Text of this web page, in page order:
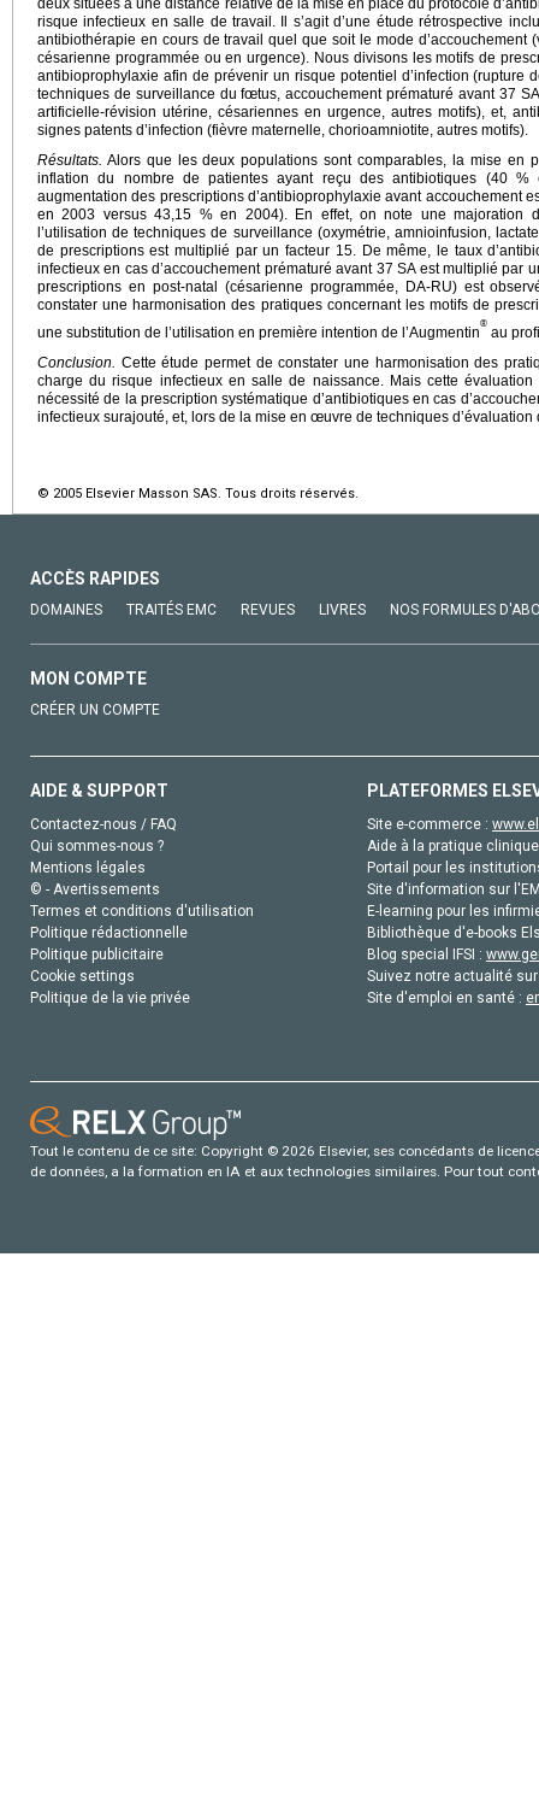
deux situées à une distance relative de la mise en place du protocole
risque infectieux en salle de travail. Il s’agit d’une étude rétrospective
antibiothérapie en cours de travail quel que soit le mode d’accouchement
césarienne programmée ou en urgence). Nous divisons les motifs de
antibioprophylaxie afin de prévenir un risque potentiel d’infection (rupture
techniques de surveillance du fœtus, accouchement prématuré avant 37
artificielle-révision utérine, césariennes en urgence, autres motifs), et,
signes patents d’infection (fièvre maternelle, chorioamniotite, autres motifs).
Résultats. Alors que les deux populations sont comparables, la mise en
inflation du nombre de patientes ayant reçu des antibiotiques (40
augmentation des prescriptions d’antibioprophylaxie avant accouchement
en 2003 versus 43,15 % en 2004). En effet, on note une majoration
l’utilisation de techniques de surveillance (oxymétrie, amnioinfusion,
de prescriptions est multiplié par un facteur 15. De même, le taux
infectieux en cas d’accouchement prématuré avant 37 SA est multiplié par
prescriptions en post-natal (césarienne programmée, DA-RU) est
constater une harmonisation des pratiques concernant les motifs de
une substitution de l’utilisation en première intention de l’Augmentin
®
au
Conclusion. Cette étude permet de constater une harmonisation des
charge du risque infectieux en salle de naissance. Mais cette
nécessité de la prescription systématique d’antibiotiques en cas
infectieux surajouté, et, lors de la mise en œuvre de techniques
© 2005 Elsevier Masson SAS. Tous droits réservés.
ACCÈS RAPIDES
DOMAINES TRAITÉS EMC REVUES LIVRES NOS FORMULES
MON COMPTE
CRÉER UN COMPTE
AIDE & SUPPORT
Contactez-nous / FAQ
Qui sommes-nous ?
Mentions légales
© - Avertissements
Termes et conditions d'utilisation
Politique rédactionnelle
Politique publicitaire
Cookie settings
Politique de la vie privée
PLATEFORMES
Site e-commerce :
Aide à la pratique
Portail pour les
Site d'information sur
E-learning pour les
Bibliothèque d'e-books
Blog special IFSI :
Suivez notre actualité
Site d'emploi en santé :
Tout le contenu de ce site: Copyright © 2026 Elsevier, ses concédants de
de données, a la formation en IA et aux technologies similaires. Pour tout